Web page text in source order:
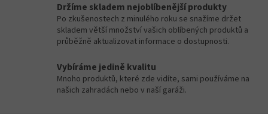
Držíme skladem nejoblíbenější produkty
Po zkušenostech z minulého roku se snažíme držet
skladem větší množství vašich oblíbených produktů a
průběžně aktualizovat informace o dostupnosti.
Vybíráme jedině kvalitu
Mnoho produktů, které zde vidíte, sami používáme na
našich zahradách nebo v naší garáži.